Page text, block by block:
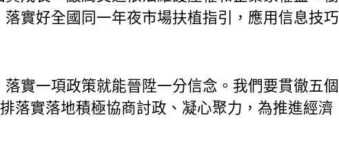
實好全國同一年夜市場扶植指引，應用信息技巧
實一項政策就能晉陞一分信念。我們要貫徹五個
落實落地積極協商討政、凝心聚力，為推進經濟